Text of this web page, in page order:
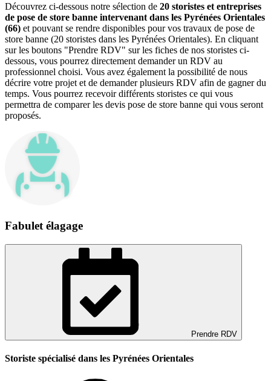
Découvrez ci-dessous notre sélection de 20 storistes et entreprises
de pose de store banne intervenant dans les Pyrénées Orientales
(66) et pouvant se rendre disponibles pour vos travaux de pose de
store banne (20 storistes dans les Pyrénées Orientales). En cliquant
sur les boutons "Prendre RDV" sur les fiches de nos storistes ci-
dessous, vous pourrez directement demander un RDV au
professionnel choisi. Vous avez également la possibilité de nous
décrire votre projet et de demander plusieurs RDV afin de gagner du
temps. Vous pourrez recevoir différents storistes ce qui vous
permettra de comparer les devis pose de store banne qui vous seront
proposés.
Fabulet élagage
Prendre RDV
Storiste spécialisé dans les Pyrénées Orientales